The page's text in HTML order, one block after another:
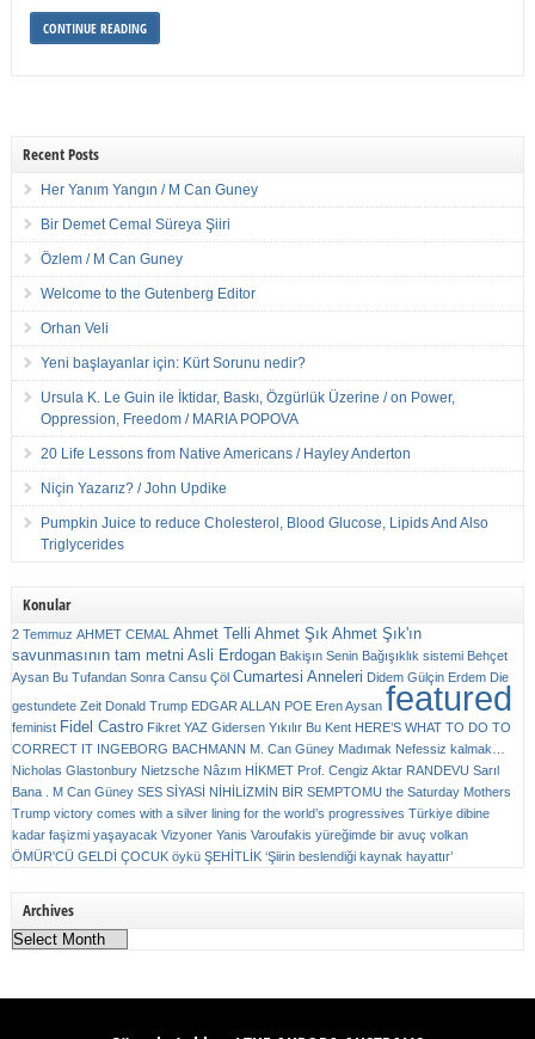
CONTINUE READING
Recent Posts
Her Yanım Yangın / M Can Guney
Bir Demet Cemal Süreya Şiiri
Özlem / M Can Guney
Welcome to the Gutenberg Editor
Orhan Veli
Yeni başlayanlar için: Kürt Sorunu nedir?
Ursula K. Le Guin ile İktidar, Baskı, Özgürlük Üzerine / on Power,
Oppression, Freedom / MARIA POPOVA
20 Life Lessons from Native Americans / Hayley Anderton
Niçin Yazarız? / John Updike
Pumpkin Juice to reduce Cholesterol, Blood Glucose, Lipids And Also
Triglycerides
Konular
2 Temmuz AHMET CEMAL Ahmet Telli Ahmet Şık Ahmet Şık'ın
savunmasının tam metni Asli Erdogan Bakişın Senin Bağışıklık sistemi Behçet
Aysan Bu Tufandan Sonra Cansu Çöl Cumartesi Anneleri Didem Gülçin Erdem Die
gestundete Zeit Donald Trump EDGAR ALLAN POE Eren Aysan featured
feminist Fidel Castro Fikret YAZ Gidersen Yıkılır Bu Kent HERE’S WHAT TO DO TO
CORRECT IT INGEBORG BACHMANN M. Can Güney Madımak Nefessiz kalmak…
Nicholas Glastonbury Nietzsche Nâzım HİKMET Prof. Cengiz Aktar RANDEVU Sarıl
Bana . M Can Güney SES SİYASİ NİHİLİZMİN BİR SEMPTOMU the Saturday Mothers
Trump victory comes with a silver lining for the world’s progressives Türkiye dibine
kadar faşizmi yaşayacak Vizyoner Yanis Varoufakis yüreğimde bir avuç volkan
ÖMÜR'CÜ GELDİ ÇOCUK öykü ŞEHİTLİK ‘Şiirin beslendiği kaynak hayattır’
Archives
Archives